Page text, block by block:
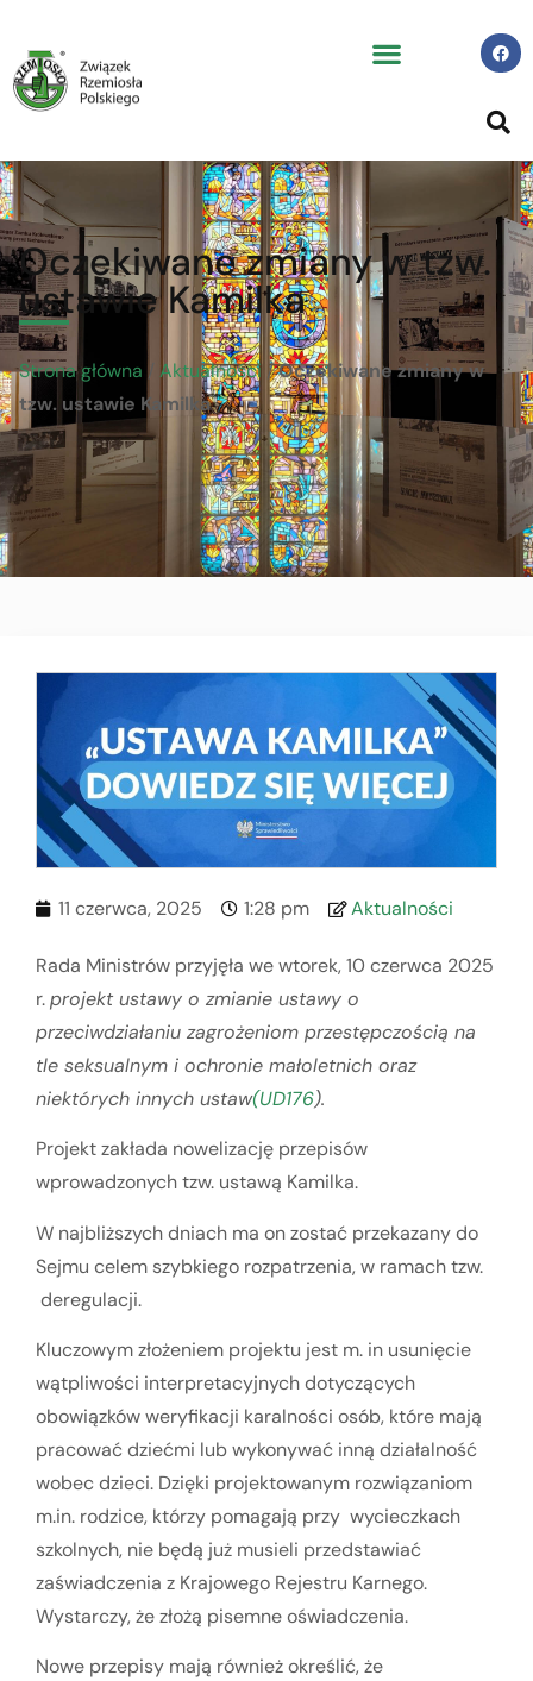
Oczekiwane zmiany w tzw.
ustawie Kamilka
Strona główna / Aktualności/Oczekiwane zmiany w
tzw. ustawie Kamilka
11 czerwca, 2025 1:28 pm Aktualności
Rada Ministrów przyjęła we wtorek, 10 czerwca 2025
r.projekt ustawy o zmianie ustawy o
przeciwdziałaniu zagrożeniom przestępczością na
tle seksualnym i ochronie małoletnich oraz
niektórych innych ustaw(UD176).
Projekt zakłada nowelizację przepisów
wprowadzonych tzw. ustawą Kamilka.
W najbliższych dniach ma on zostać przekazany do
Sejmu celem szybkiego rozpatrzenia, w ramach tzw.
deregulacji.
Kluczowym złożeniem projektu jest m. in usunięcie
wątpliwości interpretacyjnych dotyczących
obowiązków weryfikacji karalności osób, które mają
pracować dziećmi lub wykonywać inną działalność
wobec dzieci. Dzięki projektowanym rozwiązaniom
m.in. rodzice, którzy pomagają przy wycieczkach
szkolnych, nie będą już musieli przedstawiać
zaświadczenia z Krajowego Rejestru Karnego.
Wystarczy, że złożą pisemne oświadczenia.
Nowe przepisy mają również określić, że